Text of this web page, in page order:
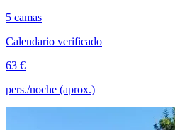
5 camas
Calendario verificado
63 €
pers./noche (aprox.)